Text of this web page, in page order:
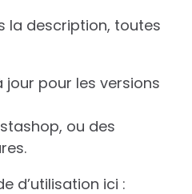
la description, toutes
pour les versions
ou des
d’utilisation ici :